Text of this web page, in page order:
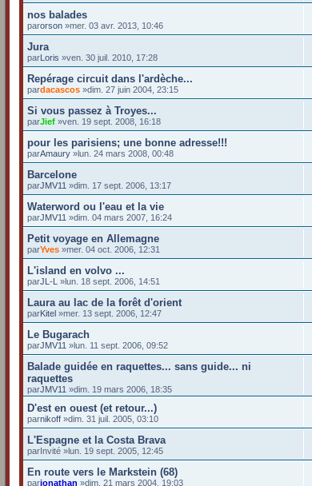
nos balades
parorson »mer. 03 avr. 2013, 10:46
Jura
par Loris »ven. 30 juil. 2010, 17:28
Repérage circuit dans l'ardèche...
pardacascos »dim. 27 juin 2004, 23:15
Si vous passez à Troyes...
parJief »ven. 19 sept. 2008, 16:18
pour les parisiens; une bonne adresse!!!
parAmaury »lun. 24 mars 2008, 00:48
Barcelone
parJMV11 »dim. 17 sept. 2006, 13:17
Waterword ou l'eau et la vie
parJMV11 »dim. 04 mars 2007, 16:24
Petit voyage en Allemagne
parYves »mer. 04 oct. 2006, 12:31
L'island en volvo ...
parJL-L »lun. 18 sept. 2006, 14:51
Laura au lac de la forêt d'orient
parKitel »mer. 13 sept. 2006, 12:47
Le Bugarach
parJMV11 »lun. 11 sept. 2006, 09:52
Balade guidée en raquettes... sans guide... ni
raquettes
parJMV11 »dim. 19 mars 2006, 18:35
D'est en ouest (et retour...)
parnikoff »dim. 31 juil. 2005, 03:10
L'Espagne et la Costa Brava
par Invité »lun. 19 sept. 2005, 12:45
En route vers le Markstein (68)
parjonathan »dim. 21 mars 2004, 19:03